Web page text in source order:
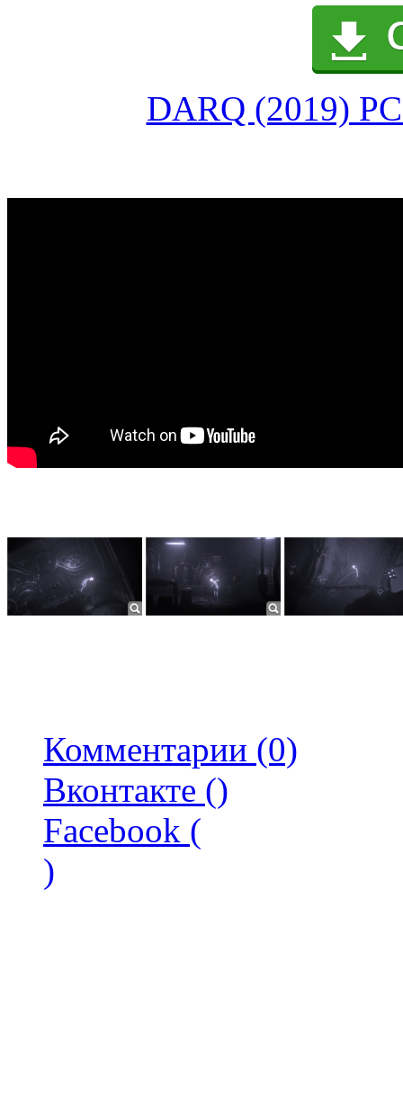
DARQ (2019) PC
Комментарии (0)
Вконтакте ()
Facebook (
)